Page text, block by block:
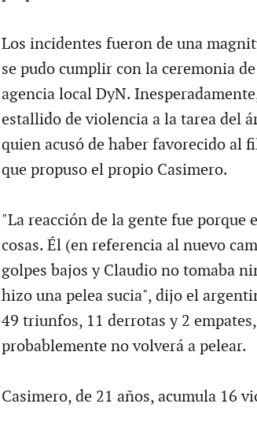
Los incidentes fueron de una
se pudo cumplir con la ceremonia
agencia local DyN.
estallido de violencia a la tarea del
quien acusó de haber favorecido al
que propuso el propio Casimero.
"La reacción de la gente fue porque
cosas. Él (en referencia al nuevo
golpes bajos y Claudio no tomaba
hizo una pelea sucia", dijo el
49 triunfos, 11 derrotas y 2
probablemente no volverá a pelear.
Casimero, de 21 años, acumula 16